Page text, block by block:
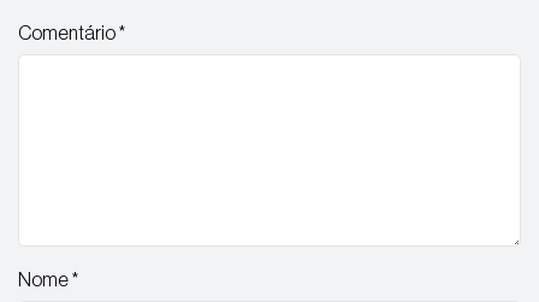
Comentário*
Nome*